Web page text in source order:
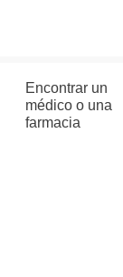
Encontrar un
médico o una
farmacia